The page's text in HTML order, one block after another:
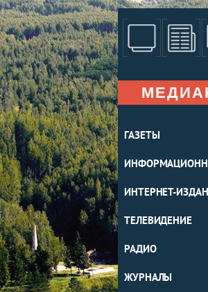
ГАЗЕТЫ
ИНТЕРНЕТ-
ТЕЛЕВИДЕНИЕ
РАДИО
ЖУРНАЛЫ